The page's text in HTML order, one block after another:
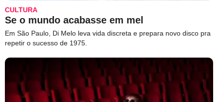
CULTURA
Se o mundo acabasse em mel
Em São Paulo, Di Melo leva vida discreta e prepara novo disco pra
repetir o sucesso de 1975.